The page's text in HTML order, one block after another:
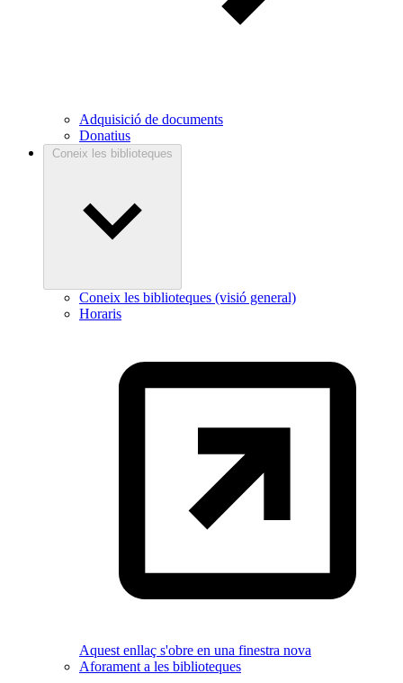
Adquisició de documents
Donatius
Coneix les biblioteques
Coneix les biblioteques (visió general)
Horaris
Aquest enllaç s'obre en una finestra nova
Aforament a les biblioteques